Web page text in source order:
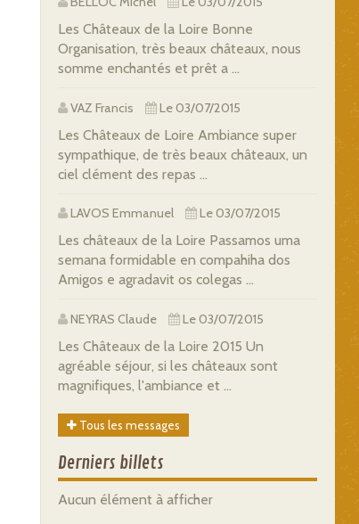
Les Châteaux de la Loire Bonne
Organisation, très beaux châteaux, nous
somme enchantés et prêt a ...
VAZ Francis Le 03/07/2015
Les Châteaux de Loire Ambiance super
sympathique, de très beaux châteaux, un
ciel clément des repas ...
LAVOS Emmanuel Le 03/07/2015
Les châteaux de la Loire Passamos uma
semana formidable en compahiha dos
Amigos e agradavit os colegas ...
NEYRAS Claude Le 03/07/2015
Les Châteaux de la Loire 2015 Un
agréable séjour, si les châteaux sont
magnifiques, l'ambiance et ...
Tous les messages
Derniers billets
Aucun élément à afficher